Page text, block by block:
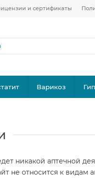
и сертификаты
Варикоз
никакой аптечной
не относится к